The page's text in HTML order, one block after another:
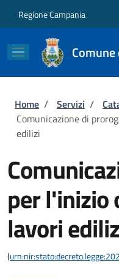
Regione Campania
Briciole di
Home / Servizi /
Comunicazione di
edilizi
per l'inizio
lavori
(